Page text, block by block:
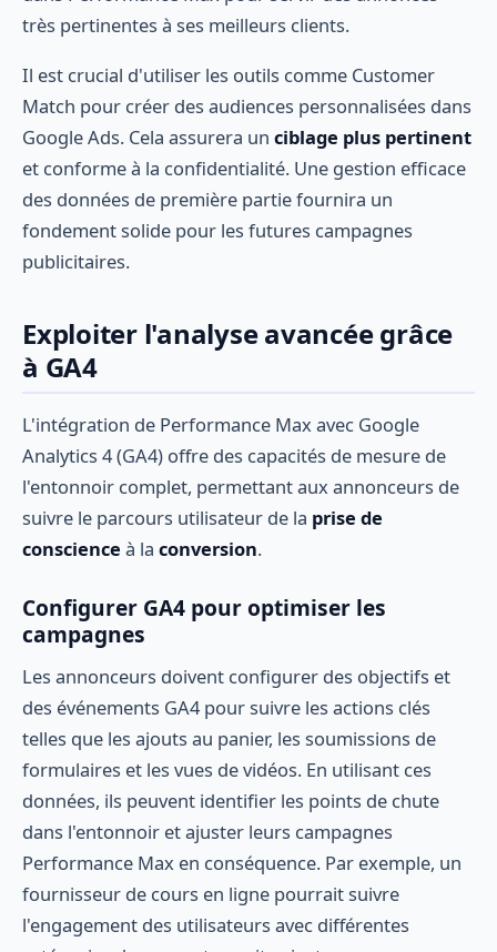
très pertinentes à ses meilleurs clients.
Il est crucial d'utiliser les outils comme Customer
Match pour créer des audiences personnalisées dans
Google Ads. Cela assurera un ciblage plus pertinent
et conforme à la confidentialité. Une gestion efficace
des données de première partie fournira un
fondement solide pour les futures campagnes
publicitaires.
Exploiter l'analyse avancée grâce
à GA4
L'intégration de Performance Max avec Google
Analytics 4 (GA4) offre des capacités de mesure de
l'entonnoir complet, permettant aux annonceurs de
suivre le parcours utilisateur de la prise de
conscience à la conversion.
Configurer GA4 pour optimiser les
campagnes
Les annonceurs doivent configurer des objectifs et
des événements GA4 pour suivre les actions clés
telles que les ajouts au panier, les soumissions de
formulaires et les vues de vidéos. En utilisant ces
données, ils peuvent identifier les points de chute
dans l'entonnoir et ajuster leurs campagnes
Performance Max en conséquence. Par exemple, un
fournisseur de cours en ligne pourrait suivre
l'engagement des utilisateurs avec différentes